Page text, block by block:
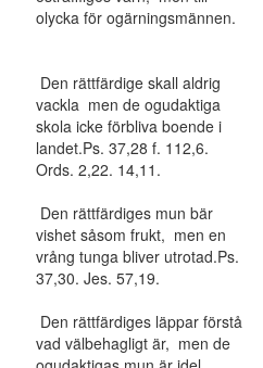
olycka för ogärningsmännen.
Den rättfärdige skall aldrig
vackla men de ogudaktiga
skola icke förbliva boende i
landet.Ps. 37,28 f. 112,6.
Ords. 2,22. 14,11.
Den rättfärdiges mun bär
vishet såsom frukt, men en
vrång tunga bliver utrotad.Ps.
37,30. Jes. 57,19.
Den rättfärdiges läppar förstå
vad välbehagligt är, men de